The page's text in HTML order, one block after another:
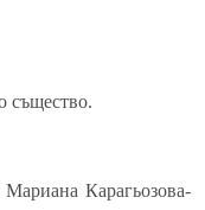
същество.
Карагьозова-